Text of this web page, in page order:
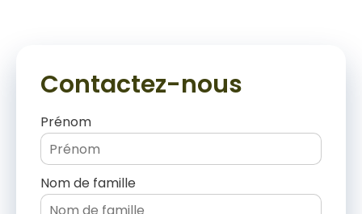
Contactez-nous
Prénom
Nom de famille